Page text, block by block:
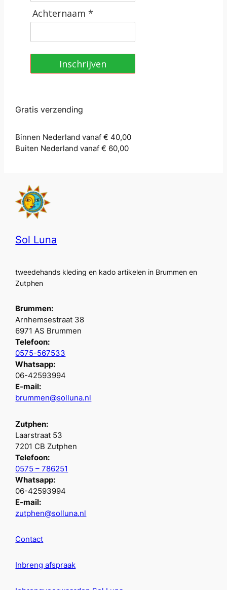
Achternaam *
Inschrijven
Gratis verzending
Binnen Nederland vanaf € 40,00
Buiten Nederland vanaf € 60,00
Sol Luna
tweedehands kleding en kado artikelen in Brummen en
Zutphen
Brummen:
Arnhemsestraat 38
6971 AS Brummen
Telefoon:
0575-567533
Whatsapp:
06-42593994
E-mail:
brummen@solluna.nl
Zutphen:
Laarstraat 53
7201 CB Zutphen
Telefoon:
0575 – 786251
Whatsapp:
06-42593994
E-mail:
zutphen@solluna.nl
Contact
Inbreng afspraak